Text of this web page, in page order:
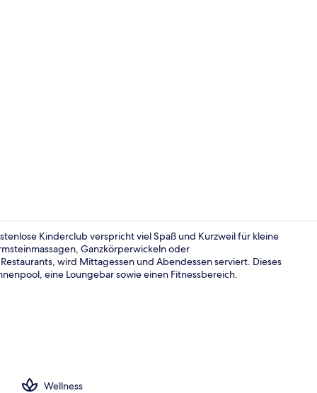
Kinderclub verspricht viel Spaß und Kurzweil für kleine
Ganzkörperwickeln oder
wird Mittagessen und Abendessen serviert. Dieses
eine Loungebar sowie einen Fitnessbereich.
Wellness